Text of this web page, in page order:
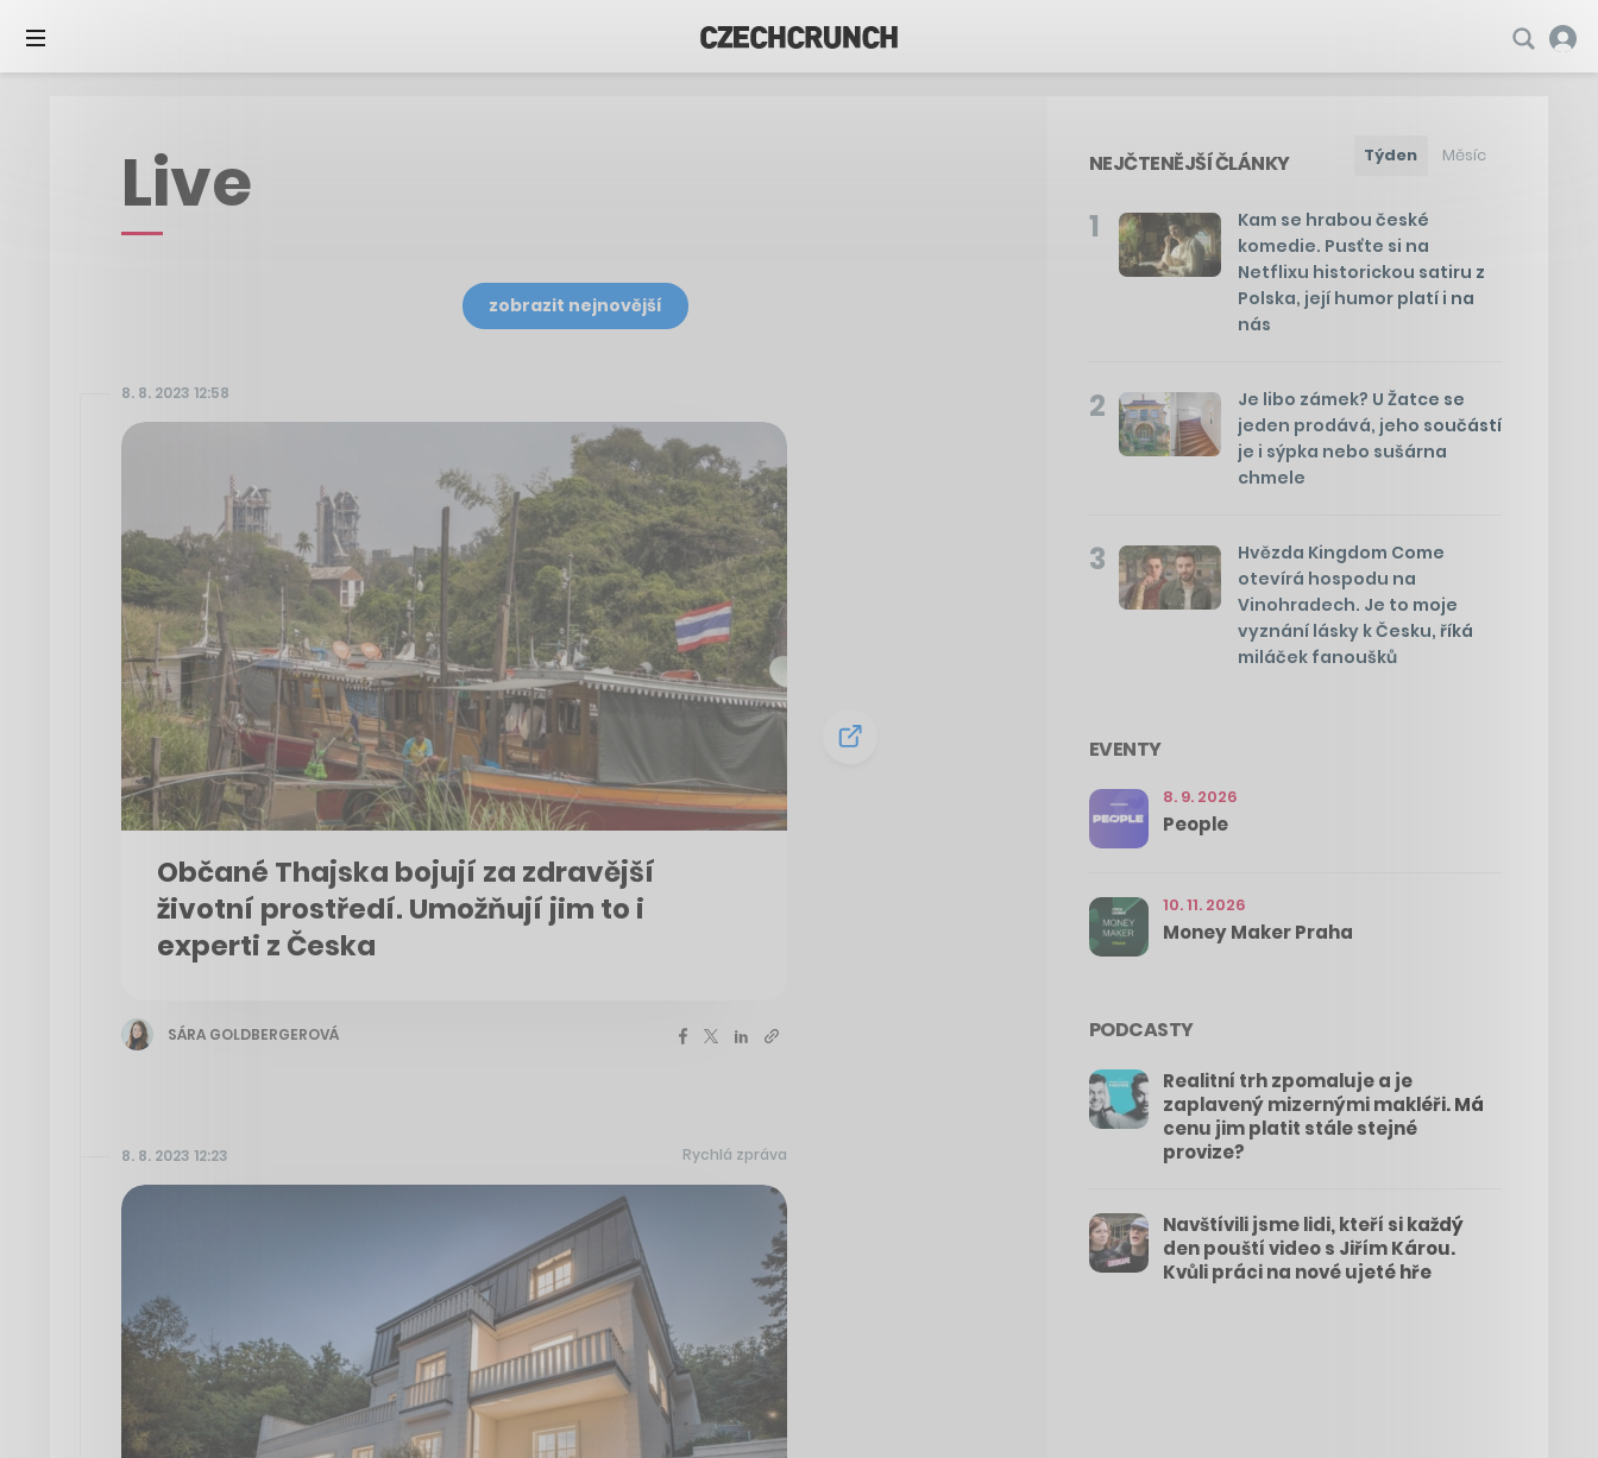
Live
zobrazit nejnovější
8. 8. 2023 12:58
Občané Thajska bojují za zdravější
životní prostředí. Umožňují jim to i
experti z Česka
SÁRA GOLDBERGEROVÁ
8. 8. 2023 12:23 Rychlá zpráva
NEJČTENĚJŠÍ ČLÁNKY Týden Měsíc
1
Kam se hrabou české
komedie. Pusťte si na
Netflixu historickou satiru z
Polska, její humor platí i na
nás
2
Je libo zámek? U Žatce se
jeden prodává, jeho součástí
je i sýpka nebo sušárna
chmele
3
Hvězda Kingdom Come
otevírá hospodu na
Vinohradech. Je to moje
vyznání lásky k Česku, říká
miláček fanoušků
EVENTY
8. 9. 2026
People
10. 11. 2026
Money Maker Praha
PODCASTY
Realitní trh zpomaluje a je
zaplavený mizernými makléři. Má
cenu jim platit stále stejné
provize?
Navštívili jsme lidi, kteří si každý
den pouští video s Jiřím Károu.
Kvůli práci na nové ujeté hře